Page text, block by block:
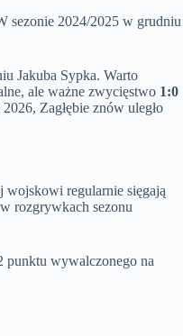
sezonie 2024/2025 w grudniu
Jakuba Sypka. Warto
ale ważne zwycięstwo 1:0
Zagłębie znów uległo
regularnie sięgają
rozgrywkach sezonu
punktu wywalczonego na